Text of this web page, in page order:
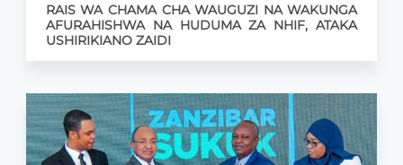
RAIS WA CHAMA CHA WAUGUZI NA WAKUNGA
AFURAHISHWA NA HUDUMA ZA NHIF, ATAKA
USHIRIKIANO ZAIDI